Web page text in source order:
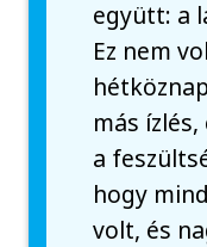
együtt: a
Ez nem
más
a
hogy
volt, és